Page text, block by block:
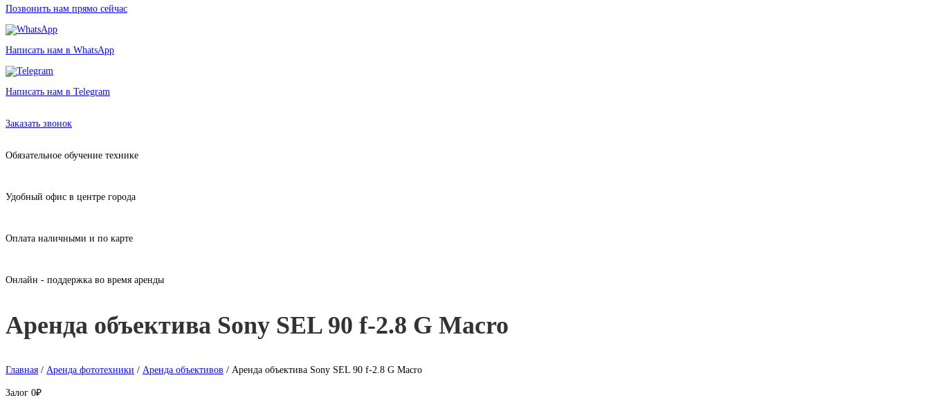
Позвонить нам прямо сейчас
Написать нам в WhatsApp
Написать нам в Telegram
Заказать звонок
Обязательное обучение технике
Удобный офис в центре города
Оплата наличными и по карте
Онлайн - поддержка во время аренды
Аренда объектива Sony SEL 90 f-2.8 G Macro
Главная / Аренда фототехники / Аренда объективов / Аренда объектива Sony SEL 90 f-2.8 G Macro
Залог 0₽